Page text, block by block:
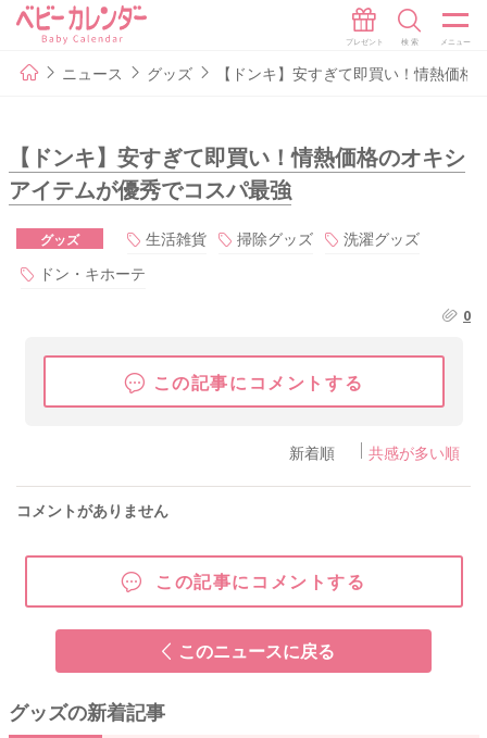
ニュース グッズ 【ドンキ】安すぎて即買い！情熱価
【ドンキ】安すぎて即買い！情熱価格のオキシ
アイテムが優秀でコスパ最強
グッズ 生活雑貨 掃除グッズ
洗濯グッズ
ドン・キホーテ
0
この記事にコメントする
新着順 共感が多い順
コメントがありません
この記事にコメントする
このニュースに戻る
グッズの新着記事